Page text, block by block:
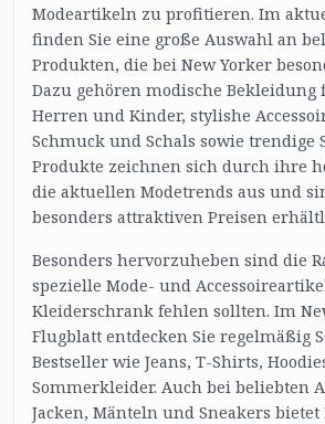
Modeartikeln zu profitieren. Im
finden Sie eine große Auswahl an
Produkten, die bei New Yorker
Dazu gehören modische Bekleidung
Herren und Kinder, stylishe
Schmuck und Schals sowie trendige
Produkte zeichnen sich durch ihre
die aktuellen Modetrends aus und
besonders attraktiven Preisen
Besonders hervorzuheben sind die
spezielle Mode- und
Kleiderschrank fehlen sollten. Im
Flugblatt entdecken Sie regelmäßig
Bestseller wie Jeans, T-Shirts,
Sommerkleider. Auch bei beliebten
Jacken, Mänteln und Sneakers bietet